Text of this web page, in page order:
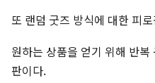
또 랜덤 굿즈 방식에 대한 피
원하는 상품을 얻기 위해 반
판이다.